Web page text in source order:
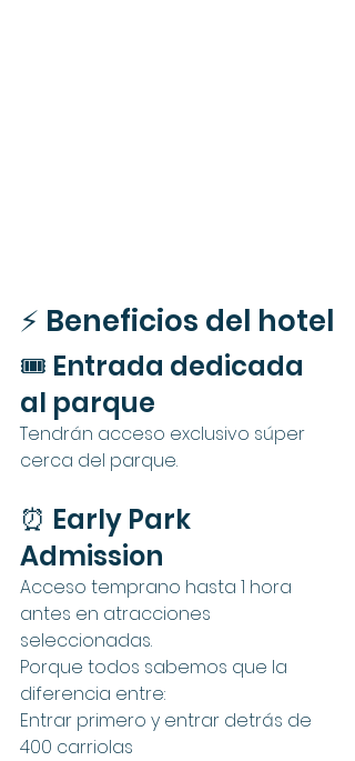
⚡ Beneficios del hotel
🎟️ Entrada dedicada
al parque
Tendrán acceso exclusivo súper
cerca del parque.
⏰ Early Park
Admission
Acceso temprano hasta 1 hora
antes en atracciones
seleccionadas.
Porque todos sabemos que la
diferencia entre:
Entrar primero y entrar detrás de
400 carriolas